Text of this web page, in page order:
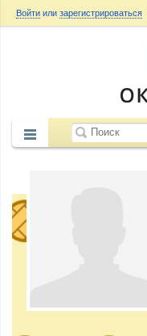
Войти или зарегистрироваться